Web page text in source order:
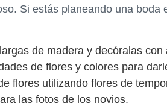
Si estás planeando una
de madera y decóralas
de flores y colores para
flores utilizando flores de
las fotos de los novios.